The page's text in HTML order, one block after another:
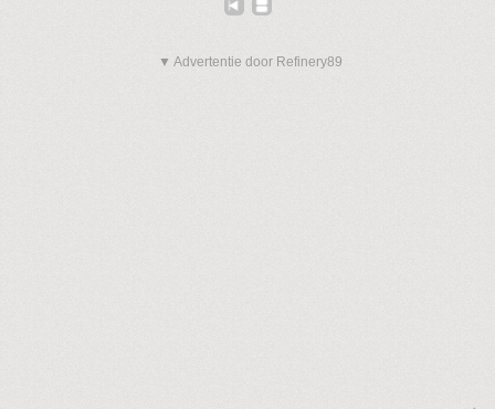
▼ Advertentie door Refinery89